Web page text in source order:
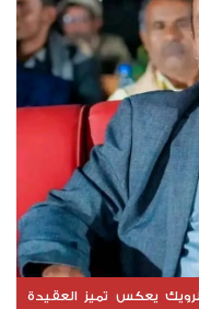
يعكس تميز العقيدة